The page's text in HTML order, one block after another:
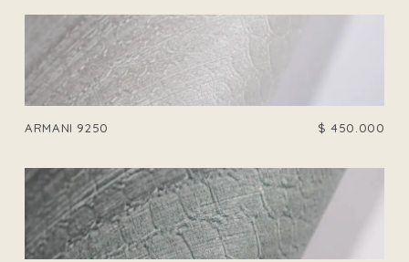
ARMANI 9250 $ 450.000